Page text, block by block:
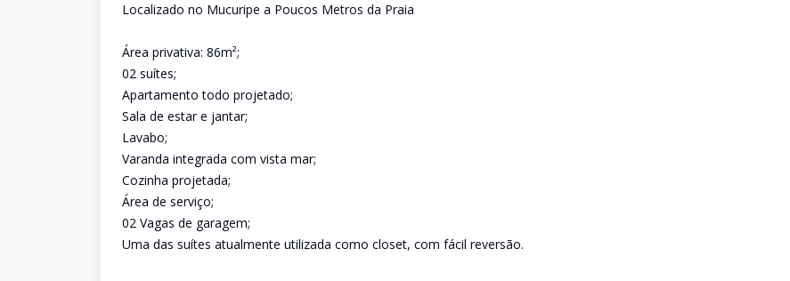
Localizado no Mucuripe a Poucos Metros da Praia
Área privativa: 86m²;
02 suítes;
Apartamento todo projetado;
Sala de estar e jantar;
Lavabo;
Varanda integrada com vista mar;
Cozinha projetada;
Área de serviço;
02 Vagas de garagem;
Uma das suítes atualmente utilizada como closet, com fácil reversão.